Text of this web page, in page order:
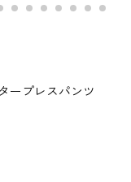
ープレスパンツ